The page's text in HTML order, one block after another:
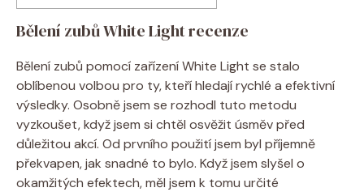
Bělení‌ zubů White Light recenze
Bělení zubů pomocí‍ zařízení White Light se stalo
oblíbenou volbou pro ‍ty, kteří hledají rychlé a efektivní
výsledky. Osobně jsem ​se rozhodl tuto metodu
vyzkoušet, když⁤ jsem si chtěl osvěžit úsměv před
důležitou akcí. Od‌ prvního použití jsem byl ​příjemně
překvapen, jak snadné to ⁤bylo. Když jsem slyšel o
okamžitých efektech,⁢ měl jsem k ​tomu ‍určité